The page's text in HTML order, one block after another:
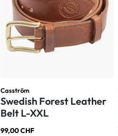
Casström
Swedish Forest Leather
Belt L-XXL
99,00 CHF